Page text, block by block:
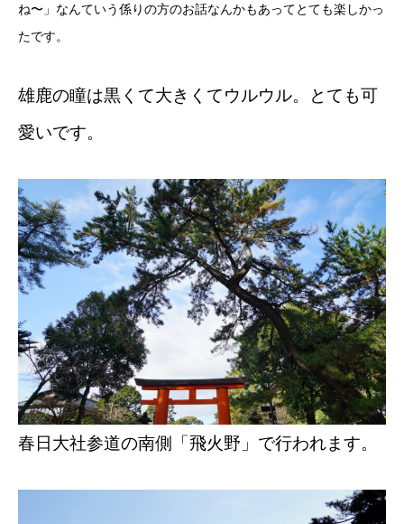
ね〜」なんていう係りの方のお話なんかもあってとても楽しかっ
たです。
雄鹿の瞳は黒くて大きくてウルウル。とても可
愛いです。
春日大社参道の南側「飛火野」で行われます。